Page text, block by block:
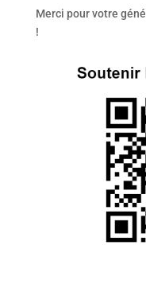
Merci pour votre
!